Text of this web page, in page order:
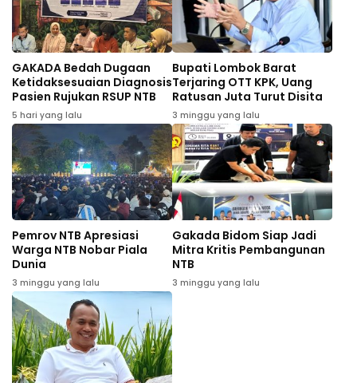
GAKADA Bedah Dugaan
Ketidaksesuaian Diagnosis
Pasien Rujukan RSUP NTB
5 hari yang lalu
Bupati Lombok Barat
Terjaring OTT KPK, Uang
Ratusan Juta Turut Disita
3 minggu yang lalu
Pemrov NTB Apresiasi
Warga NTB Nobar Piala
Dunia
3 minggu yang lalu
Gakada Bidom Siap Jadi
Mitra Kritis Pembangunan
NTB
3 minggu yang lalu